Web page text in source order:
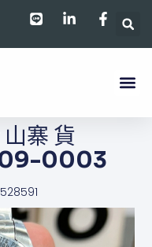
寨 貨
0003
528591